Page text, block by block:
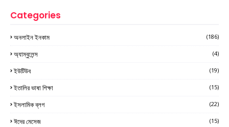
Categories
অনলাইন ইনকাম (186)
অ্যাম্বুলেন্স (4)
ইউটিউব (19)
ইতালির ভাষা শিক্ষা (15)
ইসলামিক ব্লগ (22)
ঈদের মেসেজ (15)